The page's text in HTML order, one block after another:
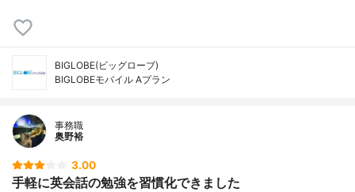
BIGLOBE(ビッグローブ)
BIGLOBEモバイル Aプラン
事務職
奥野裕
3.00
手軽に英会話の勉強を習慣化できました